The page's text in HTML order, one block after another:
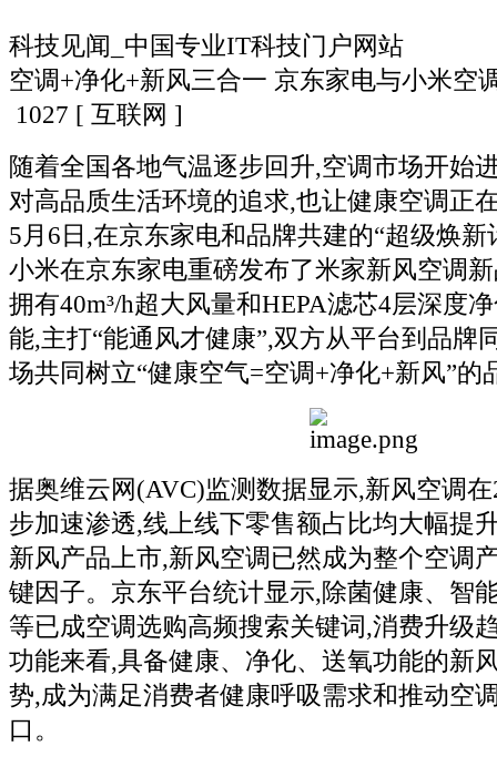
科技见闻_中国专业IT科技门户网站
空调+净化+新风三合一 京东家电与小米空
1027 [ 互联网 ]
随着全国各地气温逐步回升,空调市场开始
对高品质生活环境的追求,也让健康空调正
5月6日,在京东家电和品牌共建的“超级焕新
小米在京东家电重磅发布了米家新风空调
拥有40m³/h超大风量和HEPA滤芯4层深度
能,主打“能通风才健康”,双方从平台到品牌
场共同树立“健康空气=空调+净化+新风”的
据奥维云网(AVC)监测数据显示,新风空调
步加速渗透,线上线下零售额占比均大幅提
新风产品上市,新风空调已然成为整个空调
键因子。京东平台统计显示,除菌健康、智
等已成空调选购高频搜索关键词,消费升级
功能来看,具备健康、净化、送氧功能的新
势,成为满足消费者健康呼吸需求和推动空
口。